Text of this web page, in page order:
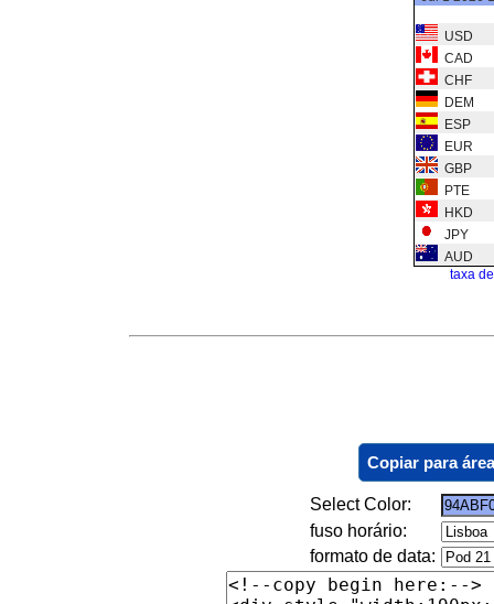
USD
CAD
CHF
DEM
ESP
EUR
GBP
PTE
HKD
JPY
AUD
taxa
Copiar para
Select Color:
fuso horário:
formato de data: